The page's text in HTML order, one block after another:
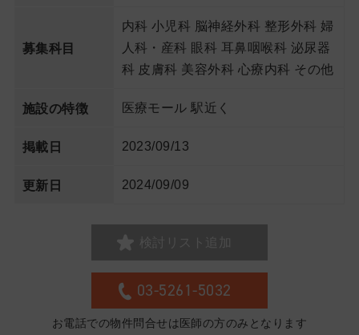
募集科目
内科 小児科 脳神経外科 整形外科 婦
人科・産科 眼科 耳鼻咽喉科 泌尿器
科 皮膚科 美容外科 心療内科 その他
施設の特徴 医療モール 駅近く
掲載日 2023/09/13
更新日 2024/09/09
検討リスト追加
03-5261-5032
お電話での物件問合せは医師の方のみとなります